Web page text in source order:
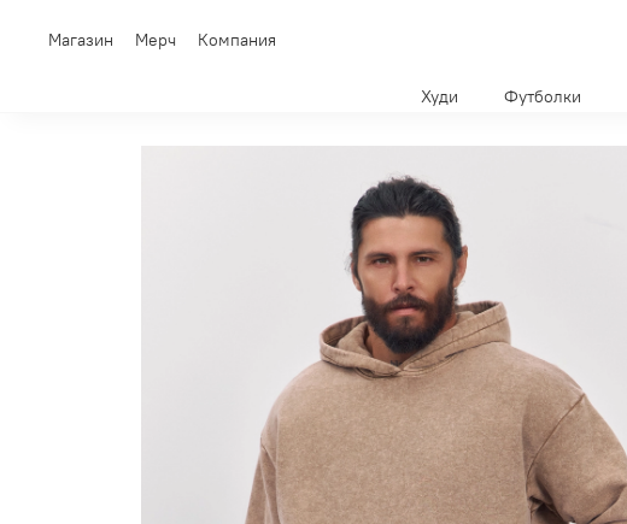
Магазин Мерч Компания
Худи Футболки